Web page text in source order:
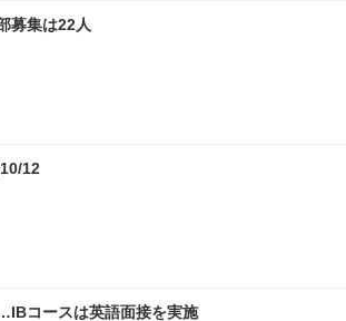
募集は22人
12
コースは英語面接を実施